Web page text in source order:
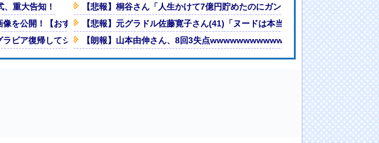
by livedoor 相互RSS
、重大告知！
を公開！【おすし】【乃木坂46・櫻坂46・日向坂46】
ラビア復帰してシコらせにくるｗ
【悲報】桐谷さん「人生かけて7億円貯めたのにガンで死ぬかも。もっと素直
【悲報】元グラドル佐藤寛子さん(41)「ヌードは本当はやりたくなかった」
【朗報】山本由伸さん、8回3失点wwwwwwwwwwwwwwwwwwww